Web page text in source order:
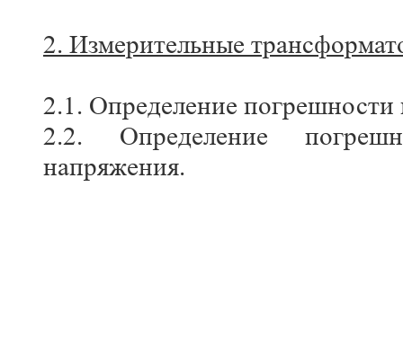
2. Измерительные
2.1. Определение погрешности
2.2. Определение
напряжения.